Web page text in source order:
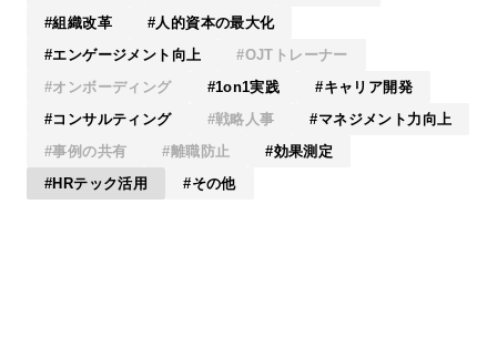
組織改革
人的資本の最大化
エンゲージメント向上
OJTトレーナー
オンボーディング
1on1実践
キャリア開発
コンサルティング
戦略人事
マネジメント力向上
事例の共有
離職防止
効果測定
HRテック活用
その他